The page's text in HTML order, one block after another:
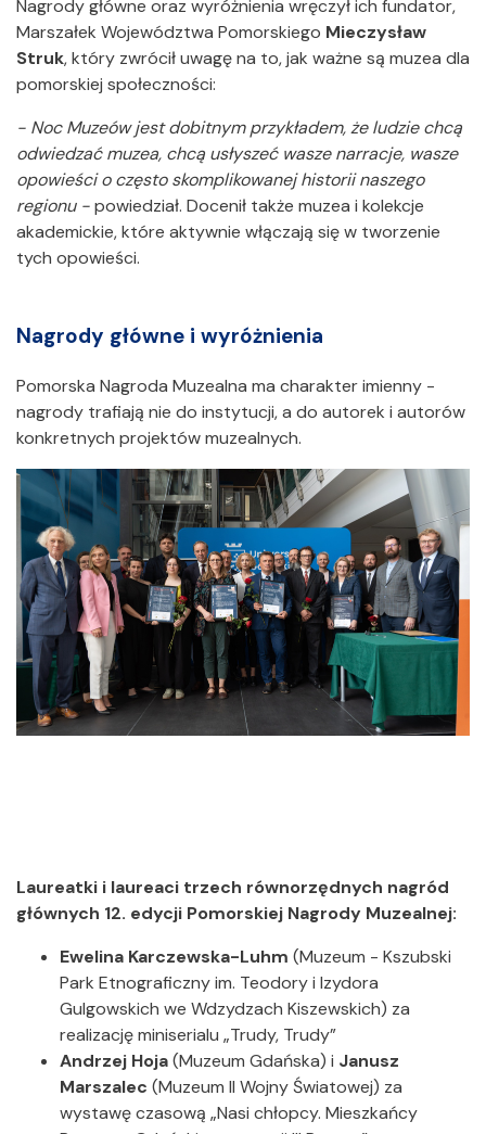
Nagrody główne oraz wyróżnienia wręczył ich fundator,
Marszałek Województwa Pomorskiego Mieczysław
Struk, który zwrócił uwagę na to, jak ważne są muzea dla
pomorskiej społeczności:
- Noc Muzeów jest dobitnym przykładem, że ludzie chcą
odwiedzać muzea, chcą usłyszeć wasze narracje, wasze
opowieści o często skomplikowanej historii naszego
regionu -powiedział. Docenił także muzea i kolekcje
akademickie, które aktywnie włączają się w tworzenie
tych opowieści.
Nagrody główne i wyróżnienia
Pomorska Nagroda Muzealna ma charakter imienny -
nagrody trafiają nie do instytucji, a do autorek i autorów
konkretnych projektów muzealnych.
Laureatki i laureaci trzech równorzędnych nagród
głównych 12. edycji Pomorskiej Nagrody Muzealnej:
Ewelina Karczewska-Luhm (Muzeum - Kszubski
Park Etnograficzny im. Teodory i Izydora
Gulgowskich we Wdzydzach Kiszewskich) za
realizację miniserialu „Trudy, Trudy”
Andrzej Hoja(Muzeum Gdańska) i Janusz
Marszalec (Muzeum II Wojny Światowej) za
wystawę czasową „Nasi chłopcy. Mieszkańcy